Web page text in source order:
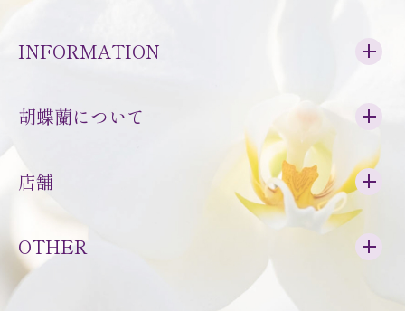
INFORMATION
胡蝶蘭について
店舗
OTHER